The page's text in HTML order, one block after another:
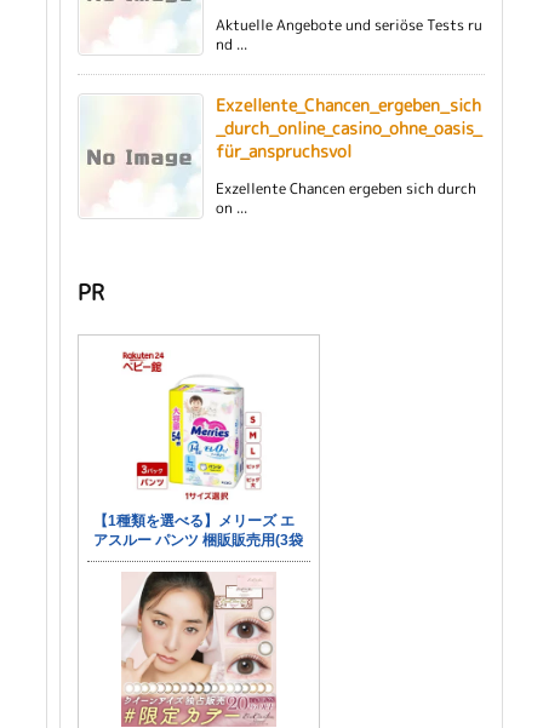
Aktuelle Angebote und seriöse Tests ru
nd ...
Exzellente_Chancen_ergeben_sich
_durch_online_casino_ohne_oasis_
für_anspruchsvol
Exzellente Chancen ergeben sich durch
on ...
PR